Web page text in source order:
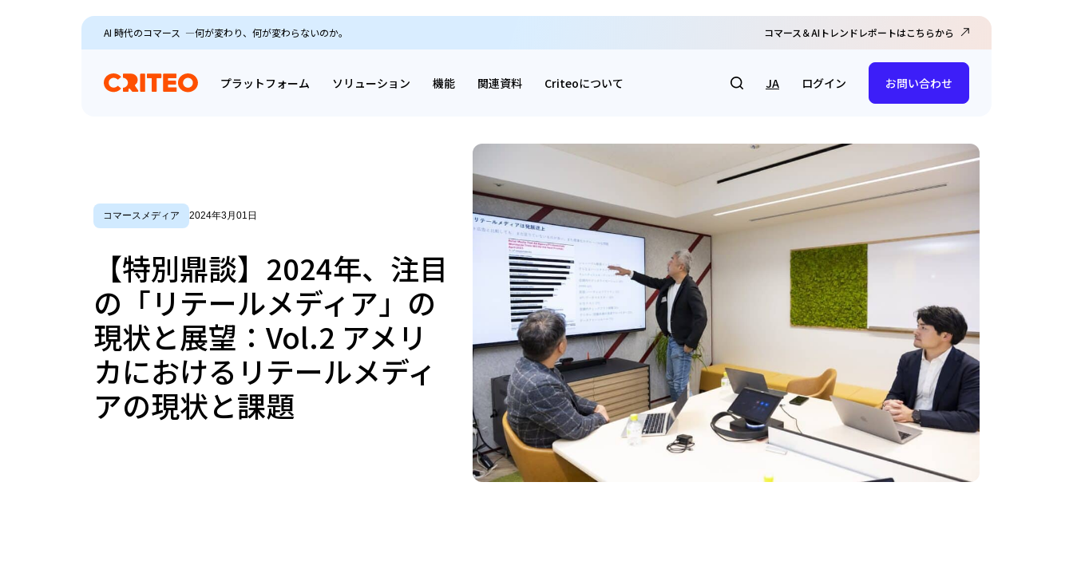
AI 時代のコマース ―何が変わり、何が変わらないのか。 コマース＆AIトレンドレポートはこちらから
プラットフォーム ソリューション 機能 関連資料 Criteoについて JA ログイン お問い合わせ
コマースメディア 2024年3月01日
【特別鼎談】2024年、注目
の「リテールメディア」の
現状と展望：Vol.2 アメリ
カにおけるリテールメディ
アの現状と課題